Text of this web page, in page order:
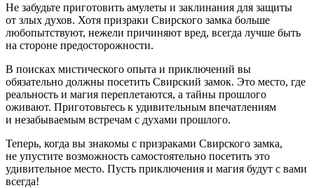
Не забудьте приготовить амулеты и заклинания для защиты
от злых духов. Хотя призраки Свирского замка больше
любопытствуют, нежели причиняют вред, всегда лучше быть
на стороне предосторожности.
В поисках мистического опыта и приключений вы
обязательно должны посетить Свирский замок. Это место, где
реальность и магия переплетаются, а тайны прошлого
оживают. Приготовьтесь к удивительным впечатлениям
и незабываемым встречам с духами прошлого.
Теперь, когда вы знакомы с призраками Свирского замка,
не упустите возможность самостоятельно посетить это
удивительное место. Пусть приключения и магия будут с вами
всегда!